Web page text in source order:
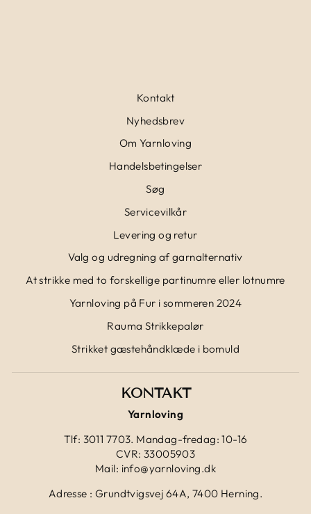
Kontakt
Nyhedsbrev
Om Yarnloving
Handelsbetingelser
Søg
Servicevilkår
Levering og retur
Valg og udregning af garnalternativ
At strikke med to forskellige partinumre eller lotnumre
Yarnloving på Fur i sommeren 2024
Rauma Strikkepalør
Strikket gæstehåndklæde i bomuld
KONTAKT
Yarnloving
Tlf: 3011 7703. Mandag-fredag: 10-16
CVR: 33005903
Mail: info@yarnloving.dk
Adresse : Grundtvigsvej 64A, 7400 Herning.